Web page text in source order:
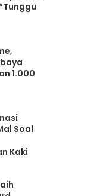
1.000
Soal
Kaki